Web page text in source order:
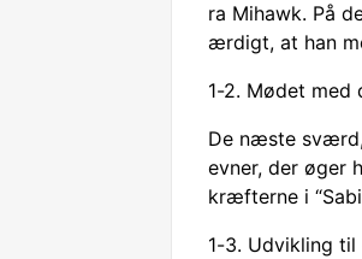
ra Mihawk. På
ærdigt, at han
1-2. Mødet
De næste sværd,
evner, der øger
kræfterne i “Sabi
1-3. Udvikling